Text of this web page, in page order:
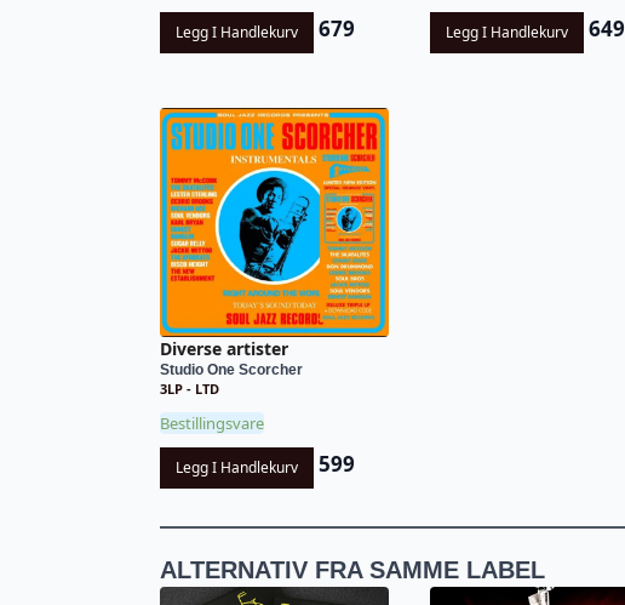
Legg I Handlekurv 679 Legg I Handlekurv 649
Diverse artister
Studio One Scorcher
3LP - LTD
Bestillingsvare
Legg I Handlekurv 599
ALTERNATIV FRA SAMME LABEL